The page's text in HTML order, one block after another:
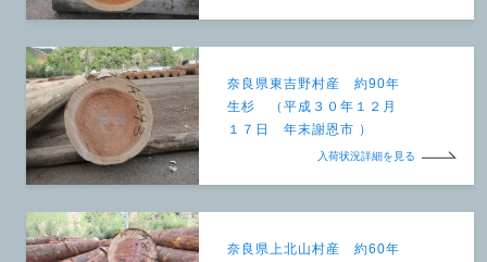
奈良県東吉野村産 約90年
生杉 （平成３０年１２月
１７日 年末謝恩市 ）
入荷状況詳細を見る
奈良県上北山村産 約60年